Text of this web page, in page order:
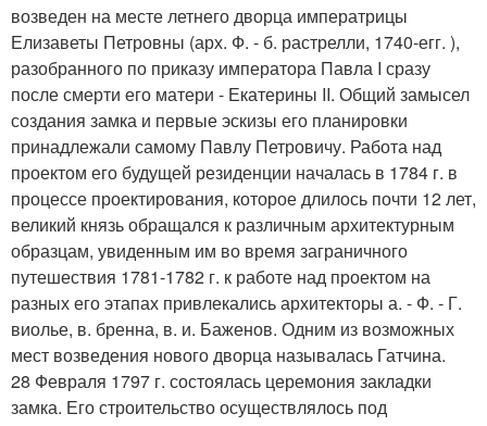
возведен на месте летнего дворца императрицы
Елизаветы Петровны (арх. Ф. - б. растрелли, 1740-егг. ),
разобранного по приказу императора Павла I сразу
после смерти его матери - Екатерины II. Общий замысел
создания замка и первые эскизы его планировки
принадлежали самому Павлу Петровичу. Работа над
проектом его будущей резиденции началась в 1784 г. в
процессе проектирования, которое длилось почти 12 лет,
великий князь обращался к различным архитектурным
образцам, увиденным им во время заграничного
путешествия 1781-1782 г. к работе над проектом на
разных его этапах привлекались архитекторы а. - Ф. - Г.
виолье, в. бренна, в. и. Баженов. Одним из возможных
мест возведения нового дворца называлась Гатчина.
28 Февраля 1797 г. состоялась церемония закладки
замка. Его строительство осуществлялось под